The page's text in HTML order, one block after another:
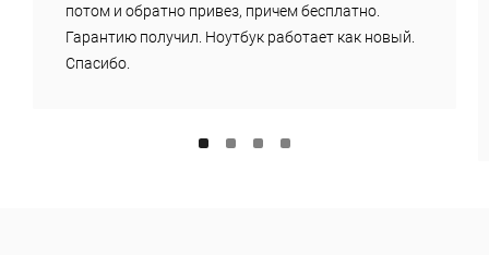
потом и обратно привез, причем бесплатно.
Гарантию получил. Ноутбук работает как новый.
Спасибо.